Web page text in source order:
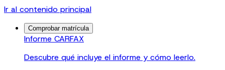
Ir al contenido principal
Comprobar matrícula
Informe CARFAX
Descubre qué incluye el informe y cómo leerlo.